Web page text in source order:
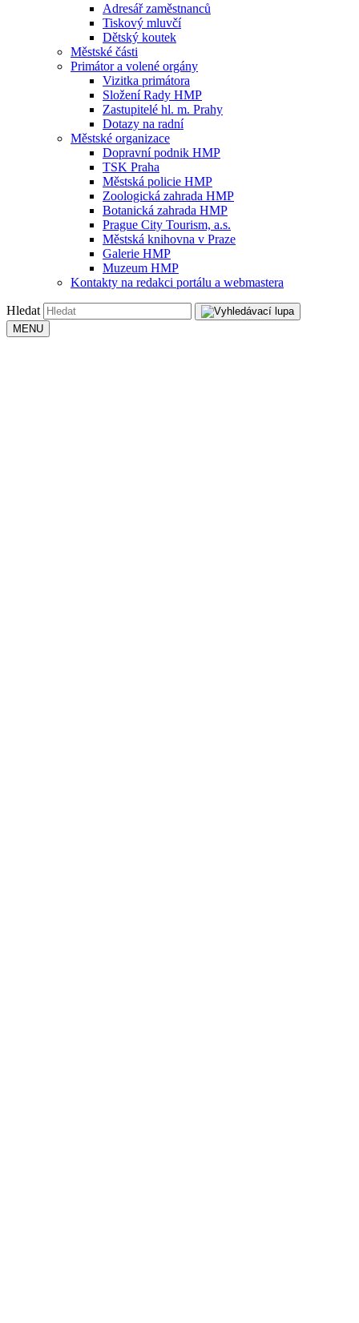
Adresář zaměstnanců
Tiskový mluvčí
Dětský koutek
Městské části
Primátor a volené orgány
Vizitka primátora
Složení Rady HMP
Zastupitelé hl. m. Prahy
Dotazy na radní
Městské organizace
Dopravní podnik HMP
TSK Praha
Městská policie HMP
Zoologická zahrada HMP
Botanická zahrada HMP
Prague City Tourism, a.s.
Městská knihovna v Praze
Galerie HMP
Muzeum HMP
Kontakty na redakci portálu a webmastera
Hledat
MENU